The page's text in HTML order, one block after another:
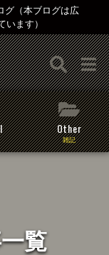
グ（本ブログは広
ます）
Other
雑記
覧